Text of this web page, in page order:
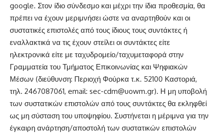
google. Στον ίδιο σύνδεσμο και μέχρι την ίδια προθεσμία, θα
πρέπει να έχουν μεριμνήσει ώστε να αναρτηθούν και οι
συστατικές επιστολές από τους ίδιους τους συντάκτες ή
εναλλακτικά να τις έχουν στείλει οι συντάκτες είτε
ηλεκτρονικά είτε με ταχυδρομείο/ταχυμεταφορά στην
Γραμματεία του Τμήματος Επικοινωνίας και Ψηφιακών
Μέσων (διεύθυνση: Περιοχή Φούρκα τ.κ. 52100 Καστοριά,
τηλ. 2467087061, email: sec-cdm@uowm.gr). Η μη υποβολή
των συστατικών επιστολών από τους συντάκτες θα εκληφθεί
ως μη σύσταση του υποψηφίου. Συστήνεται η μέριμνα για την
έγκαιρη ανάρτηση/αποστολή των συστατικών επιστολών